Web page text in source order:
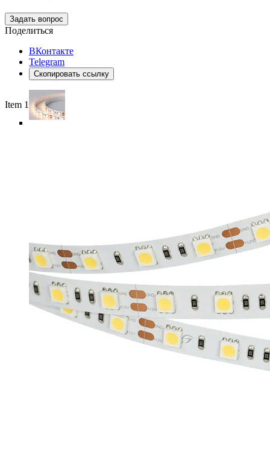
Задать вопрос
Поделиться
ВКонтакте
Telegram
Скопировать ссылку
Item 1 of 5